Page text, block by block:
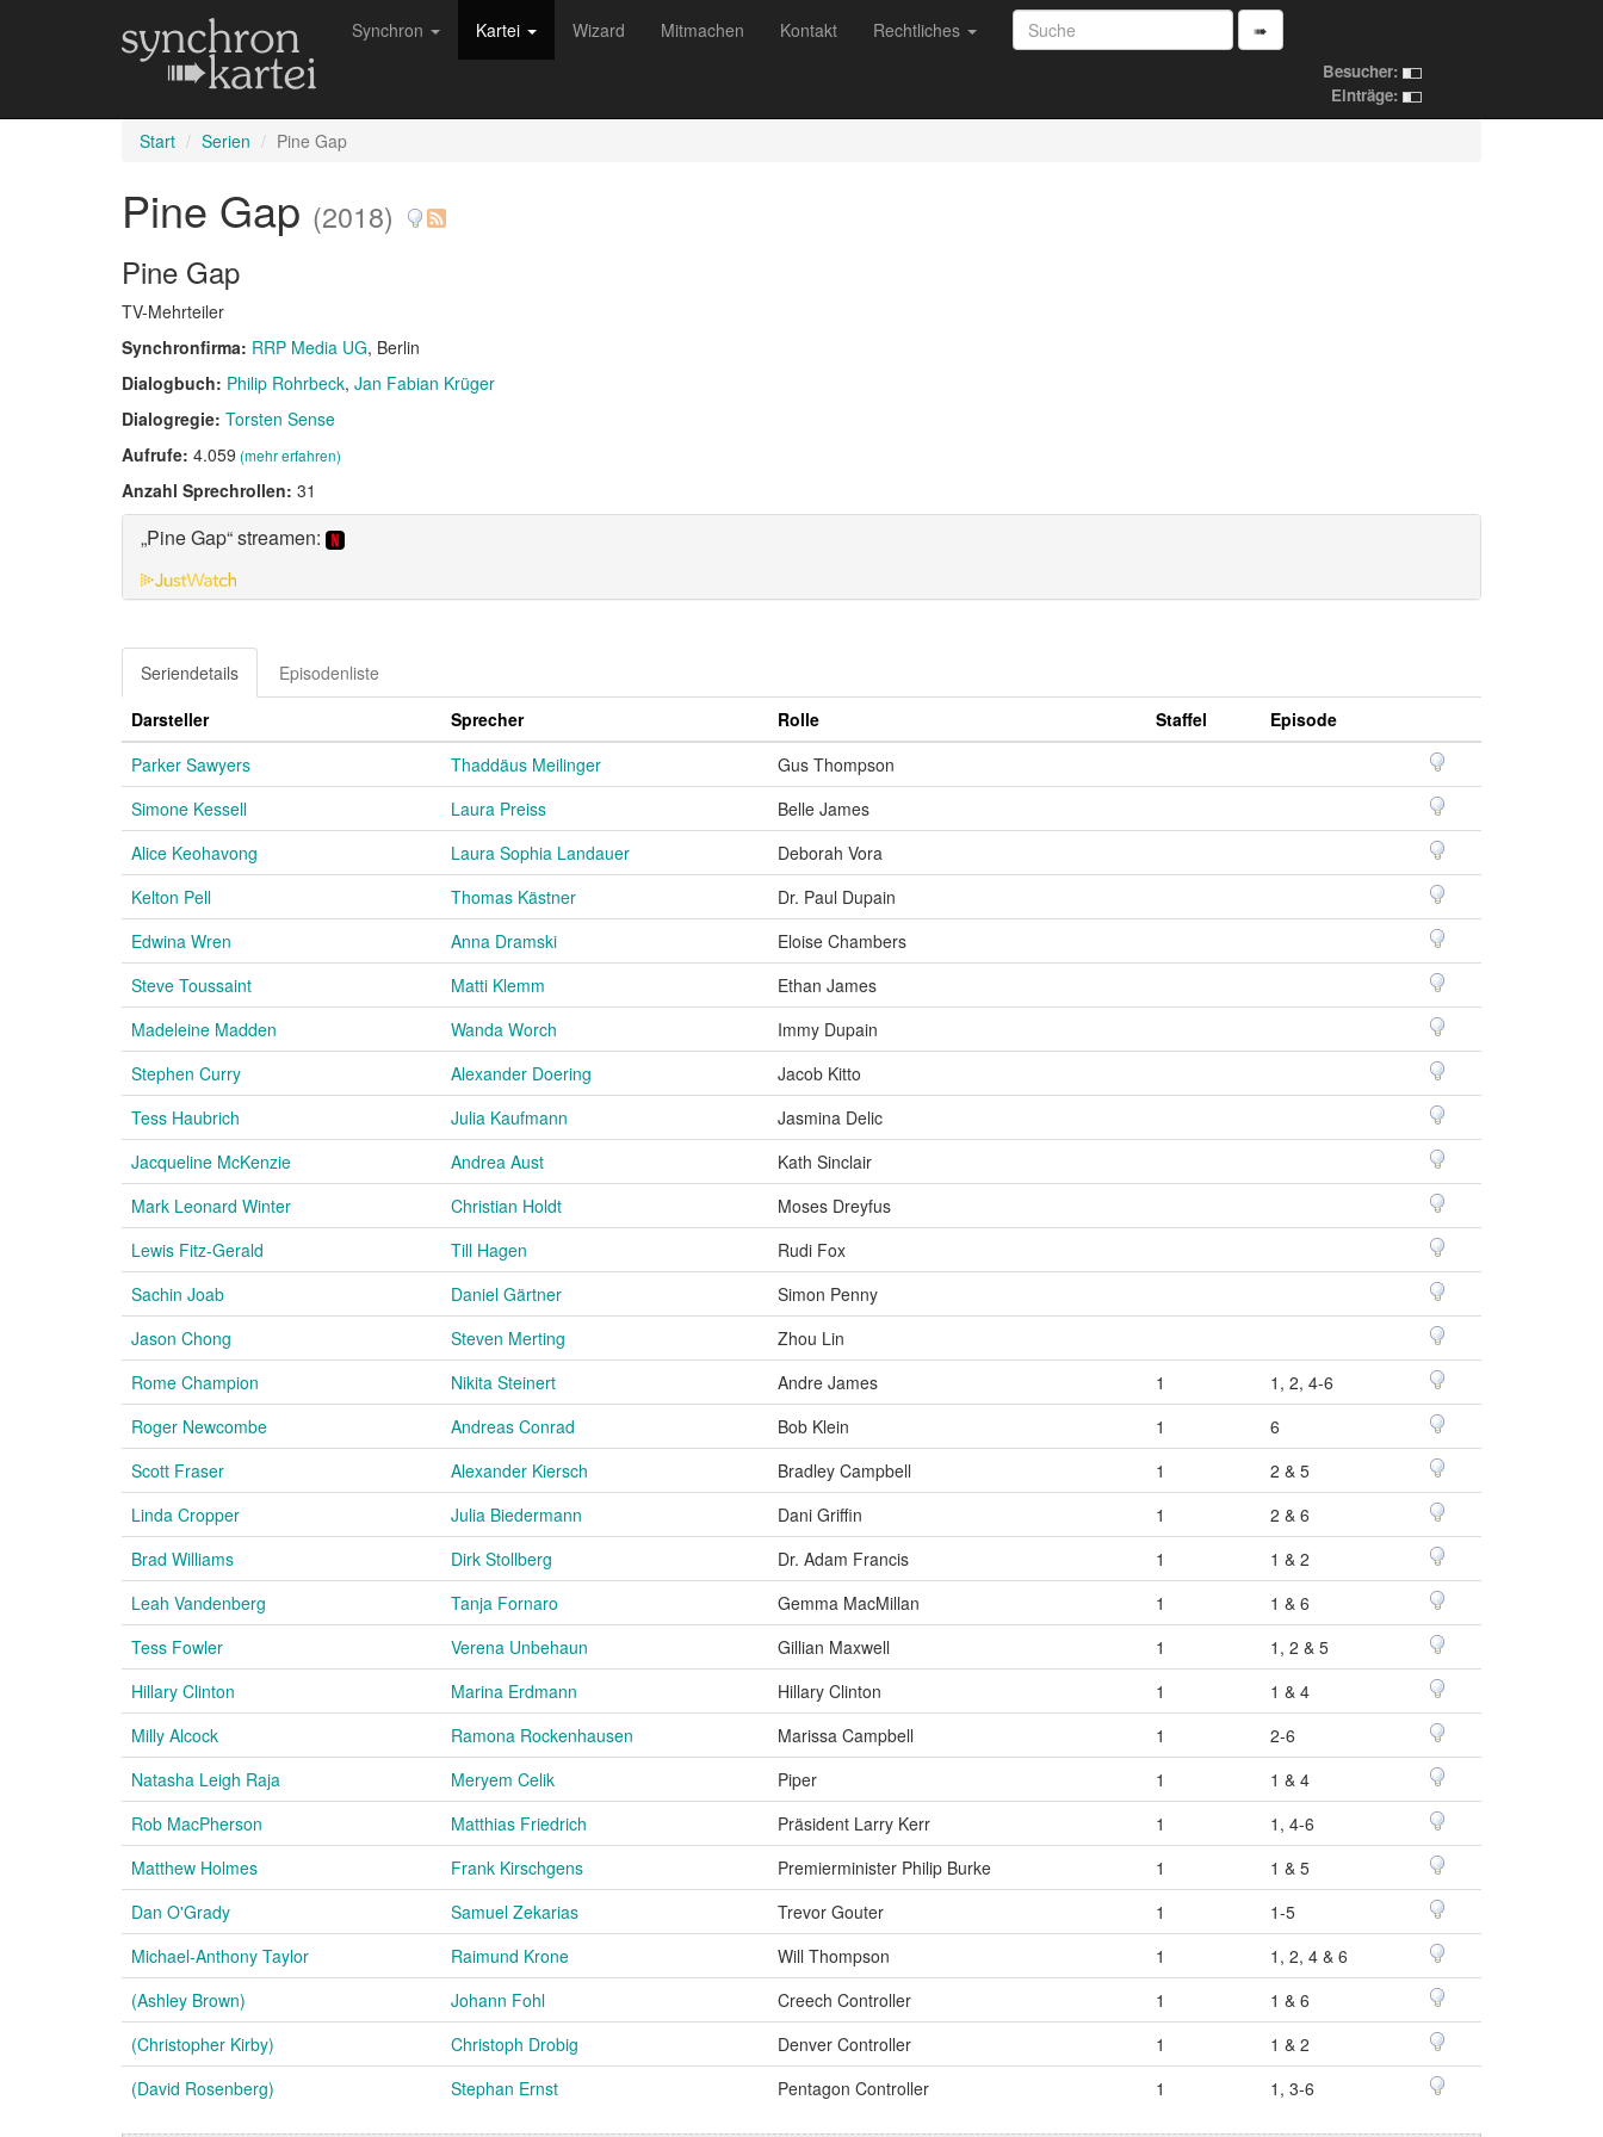
Synchron Kartei Wizard Mitmachen Kontakt Rechtliches ➠
Besucher:
Einträge:
Start Serien Pine Gap
Pine Gap (2018)
Pine Gap
TV-Mehrteiler
Synchronfirma: RRP Media UG, Berlin
Dialogbuch: Philip Rohrbeck Jan Fabian Krüger
Dialogregie: Torsten Sense
Aufrufe: 4.059 (mehr erfahren)
Anzahl Sprechrollen: 31
„Pine Gap“ streamen:
Seriendetails
Episodenliste
Darsteller
Sprecher Rolle Staffel
Episode
Parker Sawyers
Thaddäus Meilinger
Gus Thompson
Simone Kessell
Laura Preiss
Belle James
Alice Keohavong
Laura Sophia Landauer
Deborah Vora
Kelton Pell
Thomas Kästner
Dr. Paul Dupain
Edwina Wren
Anna Dramski
Eloise Chambers
Steve Toussaint
Matti Klemm
Ethan James
Madeleine Madden
Wanda Worch
Immy Dupain
Stephen Curry
Alexander Doering
Jacob Kitto
Tess Haubrich
Julia Kaufmann
Jasmina Delic
Jacqueline McKenzie
Andrea Aust
Kath Sinclair
Mark Leonard Winter
Christian Holdt
Moses Dreyfus
Lewis Fitz-Gerald
Till Hagen
Rudi Fox
Sachin Joab
Daniel Gärtner
Simon Penny
Jason Chong
Steven Merting
Zhou Lin
Rome Champion
Nikita Steinert Andre James 1
1, 2, 4-6
Roger Newcombe
Andreas Conrad Bob Klein 1
6
Scott Fraser
Alexander Kiersch Bradley Campbell 1
2 & 5
Linda Cropper
Julia Biedermann Dani Griffin 1
2 & 6
Brad Williams
Dirk Stollberg Dr. Adam Francis 1
1 & 2
Leah Vandenberg
Tanja Fornaro Gemma MacMillan 1
1 & 6
Tess Fowler
Verena Unbehaun Gillian Maxwell 1
1, 2 & 5
Hillary Clinton
Marina Erdmann Hillary Clinton 1
1 & 4
Milly Alcock
Ramona Rockenhausen Marissa Campbell 1
2-6
Natasha Leigh Raja
Meryem Celik Piper 1
1 & 4
Rob MacPherson
Matthias Friedrich Präsident Larry Kerr 1
1, 4-6
Matthew Holmes
Frank Kirschgens Premierminister Philip Burke 1
1 & 5
Dan O'Grady
Samuel Zekarias Trevor Gouter 1
1-5
Michael-Anthony Taylor
Raimund Krone Will Thompson 1
1, 2, 4 & 6
(Ashley Brown)
Johann Fohl Creech Controller 1
1 & 6
(Christopher Kirby)
Christoph Drobig Denver Controller 1
1 & 2
(David Rosenberg)
Stephan Ernst Pentagon Controller 1 1, 3-6